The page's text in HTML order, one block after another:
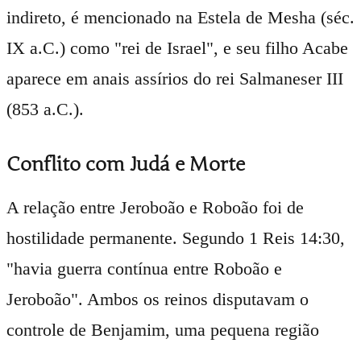
indireto, é mencionado na Estela de Mesha (séc.
IX a.C.) como "rei de Israel", e seu filho Acabe
aparece em anais assírios do rei Salmaneser III
(853 a.C.).
Conflito com Judá e Morte
A relação entre Jeroboão e Roboão foi de
hostilidade permanente. Segundo 1 Reis 14:30,
"havia guerra contínua entre Roboão e
Jeroboão". Ambos os reinos disputavam o
controle de Benjamim, uma pequena região